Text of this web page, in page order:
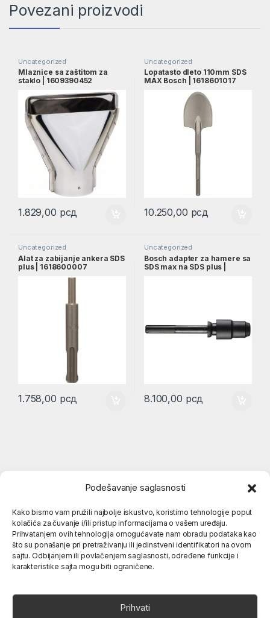
Podešavanje saglasnosti
Kako bismo vam pružili najbolje iskustvo, koristimo tehnologije poput
kolačića za čuvanje i/ili pristup informacijama o vašem uređaju.
Prihvatanjem ovih tehnologija omogućavate nam obradu podataka kao
što su ponašanje pri pretraživanju ili jedinstveni identifikatori na ovom
sajtu. Odbijanjem ili povlačenjem saglasnosti, određene funkcije i
karakteristike sajta mogu biti ograničene.
Prihvati
Povezani proizvodi
Uncategorized
Mlaznice sa zaštitom za
staklo | 1609390452
1.829,00 рсд
Uncategorized
Lopatasto dleto 110mm SDS
MAX Bosch | 1618601017
10.250,00 рсд
Uncategorized
Alat za zabijanje ankera SDS
plus | 1618600007
1.758,00 рсд
Uncategorized
Bosch adapter za hamere sa
SDS max na SDS plus |
8.100,00 рсд
Popularne kategorije
O nama